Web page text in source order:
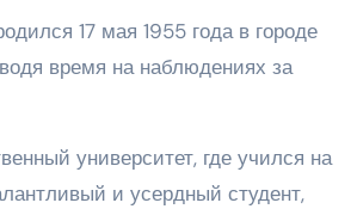
17 мая 1955 года в городе
время на наблюдениях за
университет, где учился на
и усердный студент,